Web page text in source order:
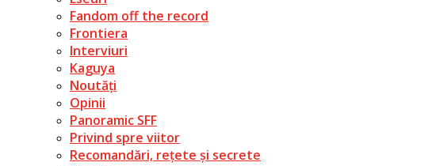
Fandom off the record
Frontiera
Interviuri
Kaguya
Noutăți
Opinii
Panoramic SFF
Privind spre viitor
Recomandări, rețete și secrete